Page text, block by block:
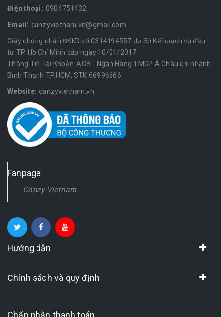
Điện thoại: 0904751432
Email: canzyvietnam.vn@gmail.com
Giấy chứng nhận ĐKKD số 0314194557 do Sở Kế hoạch và đầu
tư TP. Hồ Chí Minh cấp ngày 10/01/2017
Thông Tin Tài Khoản: ACB - Ngân Hàng TMCP Á Châu chi nhánh
Bình Thạnh TP.HCM, STK 66996666
Website: canzyvietnam.vn
Fanpage
Canzy Vietnam
Hướng dẫn
Chính sách và quy định
Chấp nhận thanh toán